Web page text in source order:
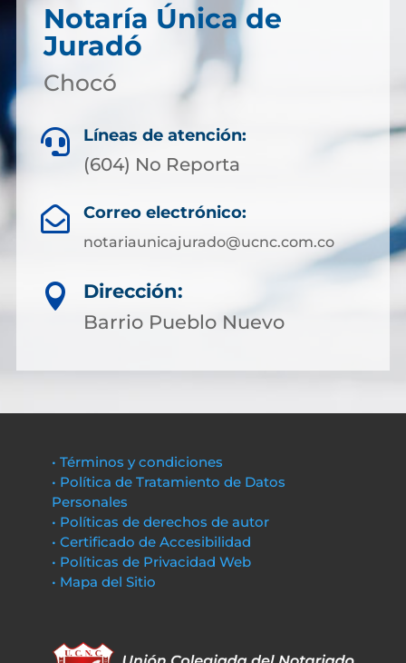
Notaría Única de
Juradó
Chocó
 Líneas de atención:
(604) No Reporta
 Correo electrónico:
notariaunicajurado@ucnc.com.co

Dirección:
Barrio Pueblo Nuevo
• Términos y condiciones
• Política de Tratamiento de Datos
Personales
• Políticas de derechos de autor
• Certificado de Accesibilidad
• Políticas de Privacidad Web
• Mapa del Sitio